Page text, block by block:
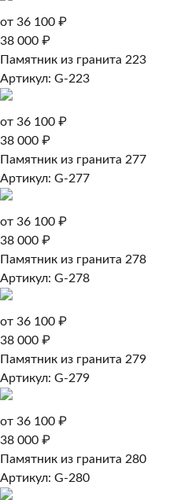
от 36 100 ₽
38 000 ₽
Памятник из гранита 223
Артикул: G-223
от 36 100 ₽
38 000 ₽
Памятник из гранита 277
Артикул: G-277
от 36 100 ₽
38 000 ₽
Памятник из гранита 278
Артикул: G-278
от 36 100 ₽
38 000 ₽
Памятник из гранита 279
Артикул: G-279
от 36 100 ₽
38 000 ₽
Памятник из гранита 280
Артикул: G-280